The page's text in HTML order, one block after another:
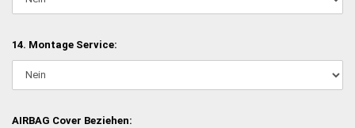
14. Montage Service:
AIRBAG Cover Beziehen: